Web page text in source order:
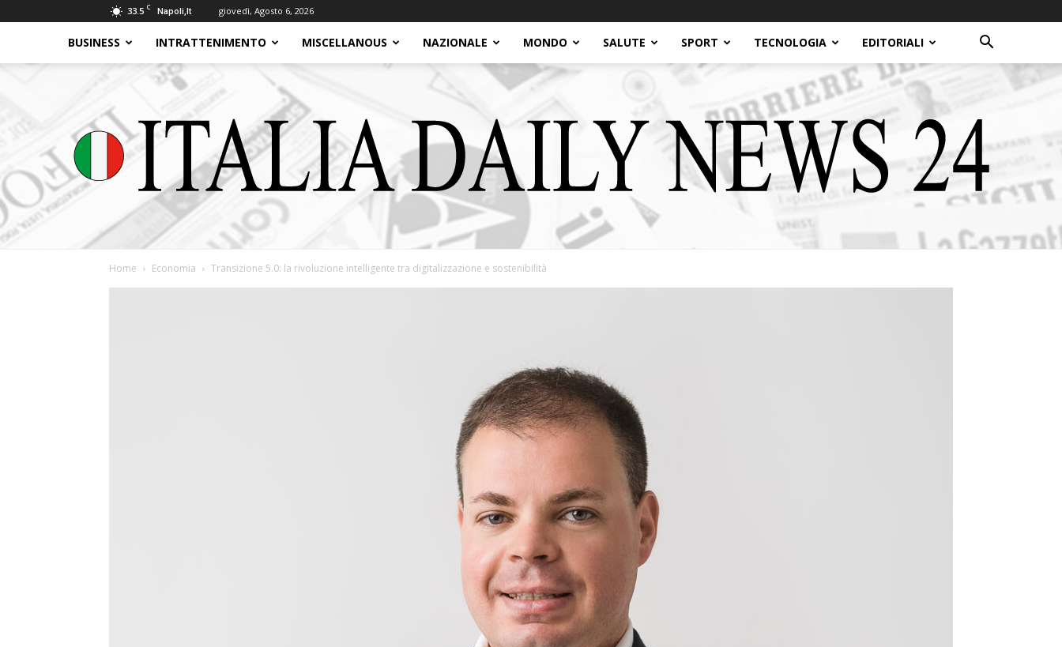
33.5 C Napoli,It giovedì, Agosto 6, 2026
BUSINESS INTRATTENIMENTO MISCELLANOUS NAZIONALE MONDO SALUTE SPORT TECNOLOGIA EDITORIALI
Daily
News
Home Economia Transizione 5.0: la rivoluzione intelligente tra digitalizzazione e sostenibilità